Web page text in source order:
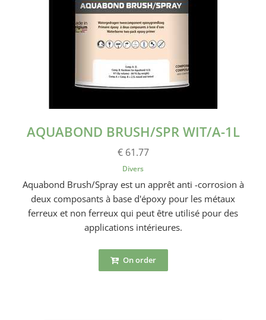
AQUABOND BRUSH/SPR WIT/A-1L
€ 61.77
Divers
Aquabond Brush/Spray est un apprêt anti -corrosion à
deux composants à base d'époxy pour les métaux
ferreux et non ferreux qui peut être utilisé pour des
applications intérieures.
On order